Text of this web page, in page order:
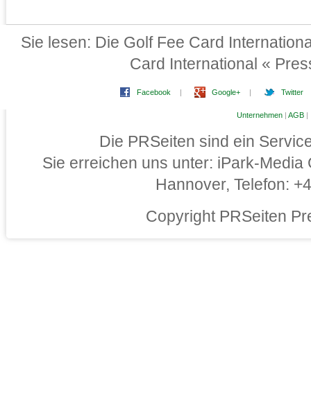
Sie lesen: Die Golf Fee Card
Card International «
Facebook | Google+ | Twitter
Unternehmen | AGB |
Die PRSeiten sind ein
Sie erreichen uns unter: iPark-
Hannover, Telefon:
Copyright PRSeiten